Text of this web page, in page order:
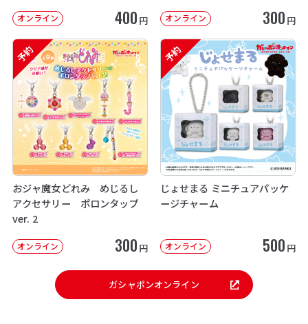
オンライン 400 円 オンライン 300 円
予約
おジャ魔女どれみ めじるし
アクセサリー ポロンタップ
ver. 2
オンライン 300 円
予約
じょせまる ミニチュアパッケ
ージチャーム
オンライン 500 円
ガシャポンオンライン